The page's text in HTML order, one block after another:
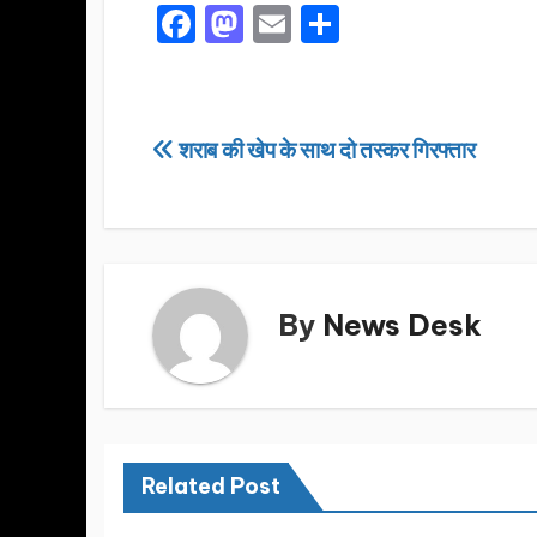
F
e
k
M
o
E
e
Post
शराब की खेप के साथ दो तस्कर गिरफ्तार
By News Desk
Related Post